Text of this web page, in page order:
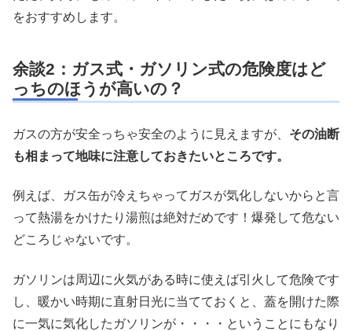
をおすすめします。
余談2：ガス式・ガソリン式の危険度はど
っちのほうが高いの？
ガスの方が安全っちゃ安全のように見えますが、 その油断
も相まって地味に注意しておきたいところです。
例えば、ガス缶が冷えちゃってガスが気化しないからと言
って熱湯をかけたり湯煎は絶対だめです！爆発して危ない
どころじゃないです。
ガソリンは周辺に火気がある時に使えば引火して危険です
し、暖かい時期に直射日光に当てておくと、蓋を開けた際
に一気に気化したガソリンが・・・・ということにもなり